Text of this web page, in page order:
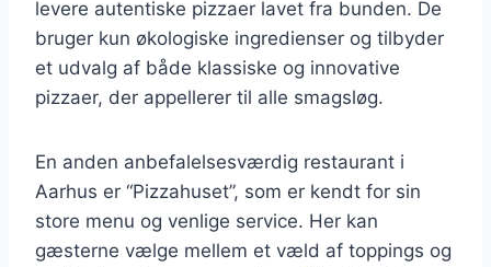
levere autentiske pizzaer lavet fra bunden. De
bruger kun økologiske ingredienser og tilbyder
et udvalg af både klassiske og innovative
pizzaer, der appellerer til alle smagsløg.
En anden anbefalelsesværdig restaurant i
Aarhus er “Pizzahuset”, som er kendt for sin
store menu og venlige service. Her kan
gæsterne vælge mellem et væld af toppings og